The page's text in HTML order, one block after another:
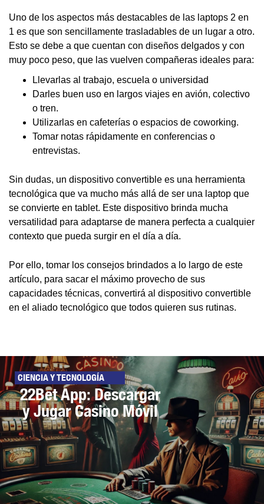
Uno de los aspectos más destacables de las laptops 2 en
1 es que son sencillamente trasladables de un lugar a otro.
Esto se debe a que cuentan con diseños delgados y con
muy poco peso, que las vuelven compañeras ideales para:
Llevarlas al trabajo, escuela o universidad
Darles buen uso en largos viajes en avión, colectivo
o tren.
Utilizarlas en cafeterías o espacios de coworking.
Tomar notas rápidamente en conferencias o
entrevistas.
Sin dudas, un dispositivo convertible es una herramienta
tecnológica que va mucho más allá de ser una laptop que
se convierte en tablet. Este dispositivo brinda mucha
versatilidad para adaptarse de manera perfecta a cualquier
contexto que pueda surgir en el día a día.
Por ello, tomar los consejos brindados a lo largo de este
artículo, para sacar el máximo provecho de sus
capacidades técnicas, convertirá al dispositivo convertible
en el aliado tecnológico que todos quieren sus rutinas.
CIENCIA Y TECNOLOGÍA
22Bet App: Descargar
y Jugar Casino Móvil